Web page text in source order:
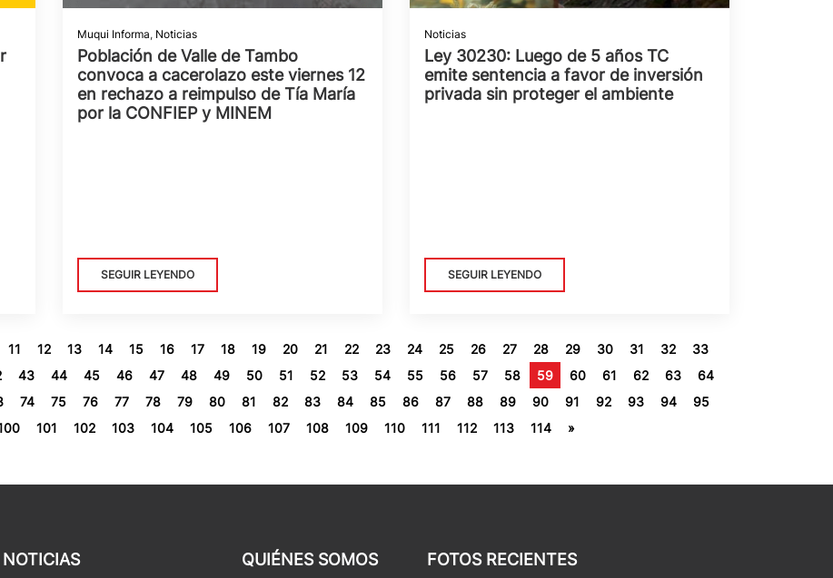
Muqui Informa, Noticias
Población de Valle de Tambo
convoca a cacerolazo este viernes 12
en rechazo a reimpulso de Tía María
por la CONFIEP y MINEM
SEGUIR LEYENDO
Noticias
Ley 30230: Luego de 5 años TC
emite sentencia a favor de inversión
privada sin proteger el ambiente
SEGUIR LEYENDO
11 12 13 14 15 16 17 18 19 20 21 22 23 24 25 26 27 28 29 30 31 32
33
43 44 45 46 47 48 49 50 51 52 53 54 55 56 57 58 59 60 61 62 63
64
74 75 76 77 78 79 80 81 82 83 84 85 86 87 88 89 90 91 92 93 94
95
101 102 103 104 105 106 107 108 109 110 111 112 113 114 »
QUIÉNES SOMOS FOTOS RECIENTES